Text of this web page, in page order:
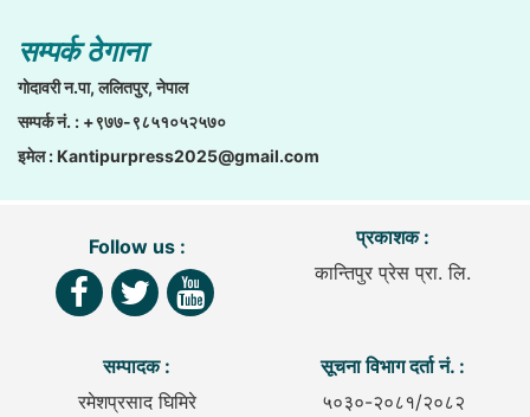
सम्पर्क ठेगाना
गाेदावरी न.पा, ललितपुर, नेपाल
सम्पर्क नं. : +९७७-९८५१०५२५७०
इमेल :Kantipurpress2025@gmail.com
Follow us :
प्रकाशक :
कान्तिपुर प्रेस प्रा. लि.
सम्पादक :
रमेशप्रसाद घिमिरे
सूचना विभाग दर्ता नं. :
५०३०-२०८१/२०८२